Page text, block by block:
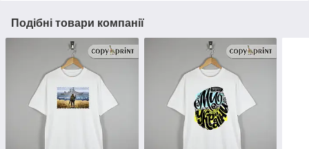
Подібні товари компанії